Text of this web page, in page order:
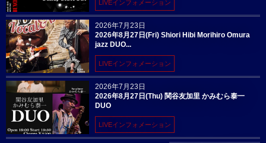
LIVEインフォメーション
2026年7月23日
2026年8月27日(Fri) Shiori Hibi Morihiro Omura
jazz DUO...
LIVEインフォメーション
2026年7月23日
2026年8月27日(Thu) 関谷友加里 かみむら泰一
DUO
LIVEインフォメーション